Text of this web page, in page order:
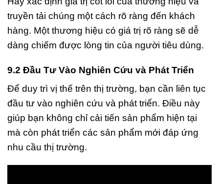
truyền tải chúng một cách rõ ràng đến khách
hàng. Một thương hiệu có giá trị rõ ràng sẽ dễ
dàng chiếm được lòng tin của người tiêu dùng.
9.2 Đầu Tư Vào Nghiên Cứu và Phát Triển
Để duy trì vị thế trên thị trường, bạn cần liên tục
đầu tư vào nghiên cứu và phát triển. Điều này
giúp bạn không chỉ cải tiến sản phẩm hiện tại
mà còn phát triển các sản phẩm mới đáp ứng
nhu cầu thị trường.